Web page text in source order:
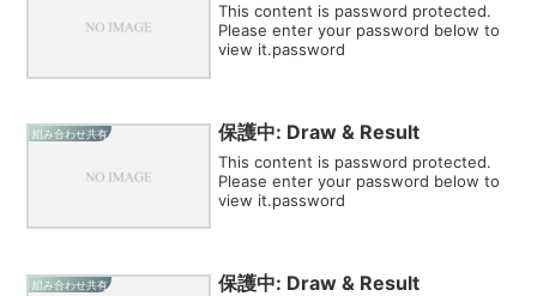
This content is password protected.
Please enter your password below to
view it.password
組み合わせ共有 保護中: Draw & Result
This content is password protected.
Please enter your password below to
view it.password
組み合わせ共有 保護中: Draw & Result